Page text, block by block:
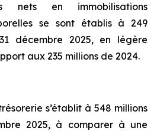
nets en immobilisations
se sont établis à 249
décembre 2025, en légère
aux 235 millions de 2024.
s’établit à 548 millions
2025, à comparer à une